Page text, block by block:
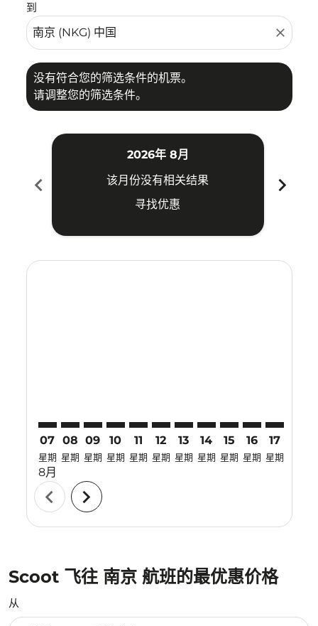
到
close
没有符合您的筛选条件的机票。
请调整您的筛选条件。
chevron_left
2026年 8月
该月份没有相关结果
寻找优惠
chevron_right
07
星期
8月
08
星期
09
星期
10
星期
11
星期
12
星期
13
星期
14
星期
15
星期
16
星期
17
星期
chevron_left chevron_right
Scoot 飞往 南京 航班的最优惠价格
从